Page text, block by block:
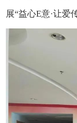
展“益心E意·让爱